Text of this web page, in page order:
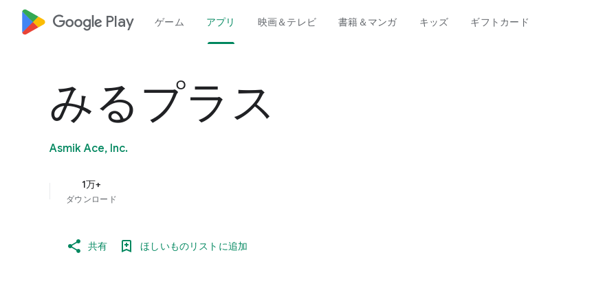
google_logo Play ゲーム アプリ 映画＆テレビ 書籍＆マンガ キッズ ギフトカード
みるプラス
Asmik Ace, Inc.
1万+
ダウンロード
共有 ほしいものリストに追加